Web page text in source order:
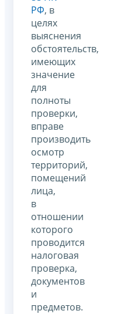
РФ, в
целях
выяснения
обстоятельств,
имеющих
значение
для
полноты
проверки,
вправе
производить
осмотр
территорий,
помещений
лица,
в
отношении
которого
проводится
налоговая
проверка,
документов
и
предметов.